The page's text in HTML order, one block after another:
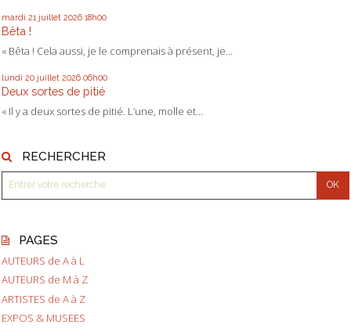
mardi 21 juillet 2026 18h00
Bêta !
« Bêta ! Cela aussi, je le comprenais à présent, je...
lundi 20 juillet 2026 06h00
Deux sortes de pitié
« Il y a deux sortes de pitié. L’une, molle et...
RECHERCHER
PAGES
AUTEURS de A à L
AUTEURS de M à Z
ARTISTES de A à Z
EXPOS & MUSEES